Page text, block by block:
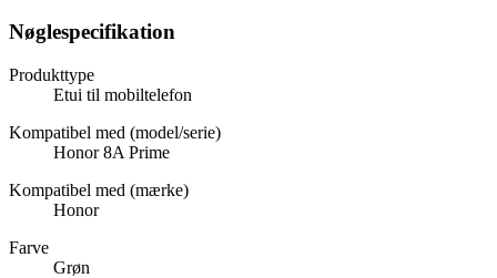
Nøglespecifikation
Produkttype
Etui til mobiltelefon
Kompatibel med (model/serie)
Honor 8A Prime
Kompatibel med (mærke)
Honor
Farve
Grøn